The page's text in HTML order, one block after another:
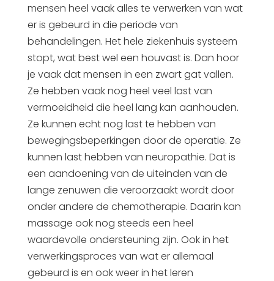
mensen heel vaak alles te verwerken van wat
er is gebeurd in die periode van
behandelingen. Het hele ziekenhuis systeem
stopt, wat best wel een houvast is. Dan hoor
je vaak dat mensen in een zwart gat vallen.
Ze hebben vaak nog heel veel last van
vermoeidheid die heel lang kan aanhouden.
Ze kunnen echt nog last te hebben van
bewegingsbeperkingen door de operatie. Ze
kunnen last hebben van neuropathie. Dat is
een aandoening van de uiteinden van de
lange zenuwen die veroorzaakt wordt door
onder andere de chemotherapie. Daarin kan
massage ook nog steeds een heel
waardevolle ondersteuning zijn. Ook in het
verwerkingsproces van wat er allemaal
gebeurd is en ook weer in het leren